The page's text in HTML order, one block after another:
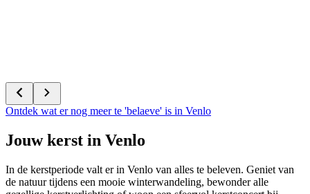
Ontdek wat er nog meer te 'belaeve' is in Venlo
Jouw kerst in Venlo
In de kerstperiode valt er in Venlo van alles te beleven. Geniet van
de natuur tijdens een mooie winterwandeling, bewonder alle